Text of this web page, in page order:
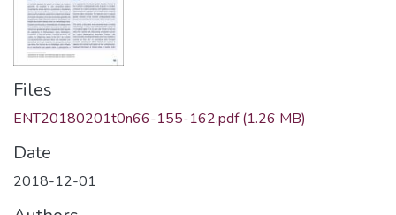
Files
ENT20180201t0n66-155-162.pdf(1.26 MB)
Date
2018-12-01